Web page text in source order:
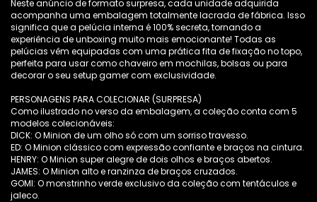
Neste anúncio de formato surpresa, cada unidade adquirida
acompanha uma embalagem totalmente lacrada de fábrica. Isso
significa que a pelúcia interna é 100% secreta, tornando a
experiência de unboxing muito mais emocionante! Todas as
pelúcias vêm equipadas com uma prática fita de fixação no topo,
perfeita para usar como chaveiro em mochilas, bolsas ou para
decorar o seu setup gamer com exclusividade.
PERSONAGENS PARA COLECIONAR (SURPRESA)
Como ilustrado no verso da embalagem, a coleção conta com 5
modelos colecionáveis:
DICK: O Minion de um olho só com um sorriso travesso.
ED: O Minion clássico com expressão confiante e braços na cintura.
HENRY: O Minion super alegre de dois olhos e braços abertos.
JAMES: O Minion alto e ranzinza de braços cruzados.
GOMI: O monstrinho verde exclusivo da coleção com tentáculos e
jaleco.